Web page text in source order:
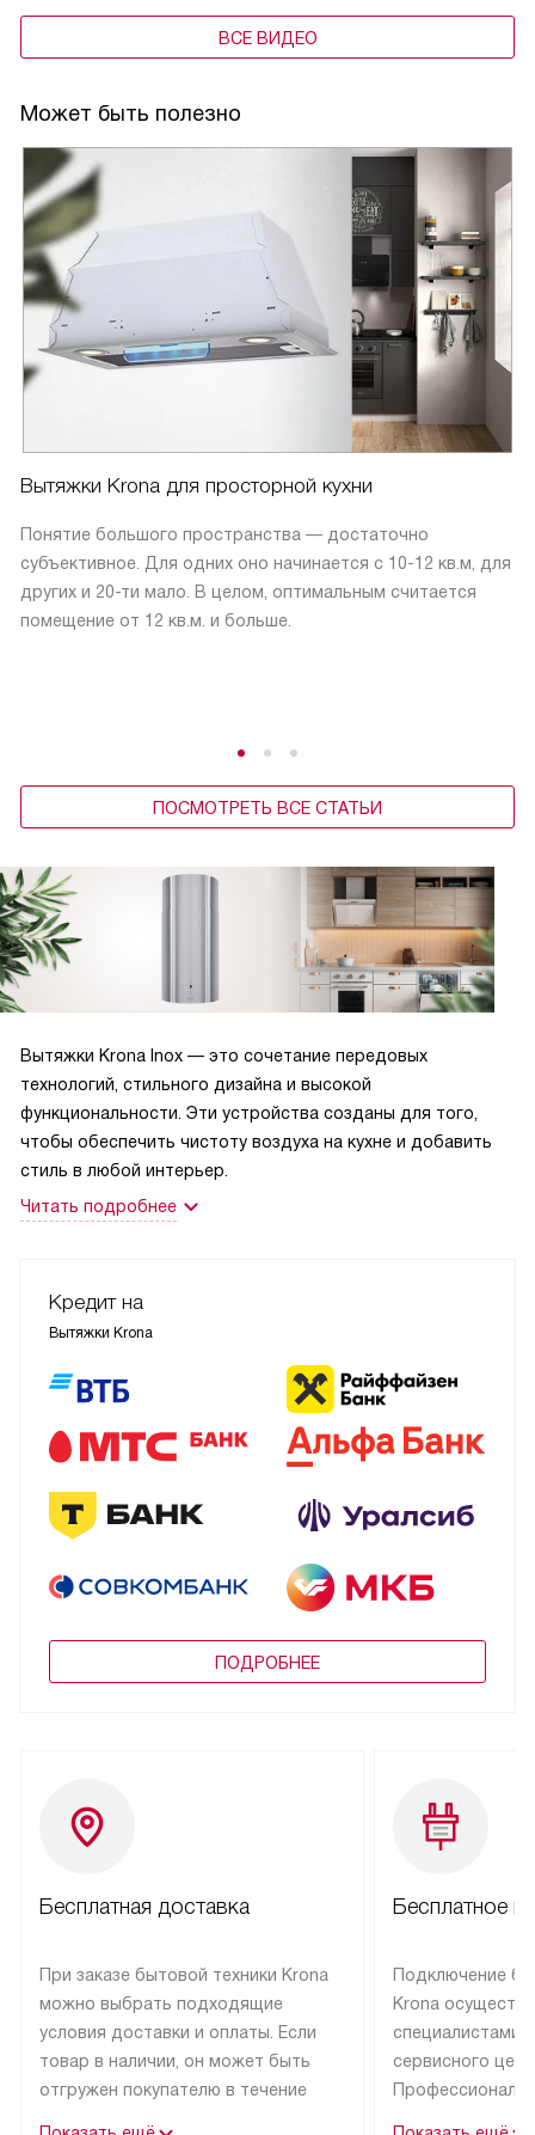
ВСЕ ВИДЕО
Может быть полезно
Вытяжки Krona для просторной кухни
Понятие большого пространства — достаточно
субъективное. Для одних оно начинается с 10-12 кв.м, для
других и 20-ти мало. В целом, оптимальным считается
помещение от 12 кв.м. и больше.
ПОСМОТРЕТЬ ВСЕ СТАТЬИ
Вытяжки Krona Inox — это сочетание передовых
технологий, стильного дизайна и высокой
функциональности. Эти устройства созданы для того,
чтобы обеспечить чистоту воздуха на кухне и добавить
стиль в любой интерьер.
Читать подробнее
Кредит на
Вытяжки Krona
ПОДРОБНЕЕ
Бесплатная доставка
При заказе бытовой техники Krona
можно выбрать подходящие
условия доставки и оплаты. Если
товар в наличии, он может быть
отгружен покупателю в течение
Бесплатное
Подключение
Krona
специалистами
сервисного